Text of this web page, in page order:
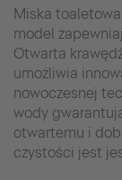
Miska
model
Otwarta
umożliwia
nowoczesnej
wody
otwartemu i
czystości jest